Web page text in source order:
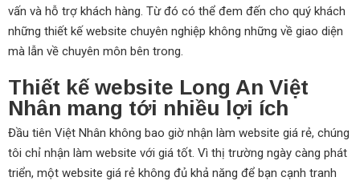
vấn và hỗ trợ khách hàng. Từ đó có thể đem đến cho quý khách
những thiết kế website chuyên nghiệp không những về giao diện
mà lẫn về chuyên môn bên trong.
Thiết kế website Long An Việt
Nhân mang tới nhiều lợi ích
Đầu tiên Việt Nhân không bao giờ nhận làm website giá rẻ, chúng
tôi chỉ nhận làm website với giá tốt. Vì thị trường ngày càng phát
triển, một website giá rẻ không đủ khả năng để bạn cạnh tranh